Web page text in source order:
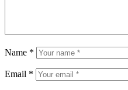
Name *
Email *